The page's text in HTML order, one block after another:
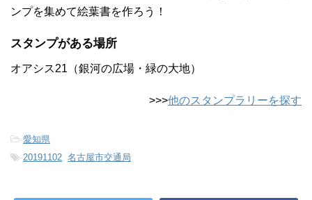
ンプを集めて絵葉書を作ろう！
スタンプがある場所
オアシス21（銀河の広場・緑の大地）
>>>他のスタンプラリーを探す
-愛知県
-20191102 名古屋市交通局